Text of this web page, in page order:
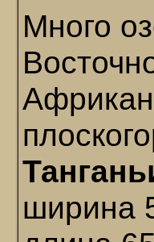
Много
ширина